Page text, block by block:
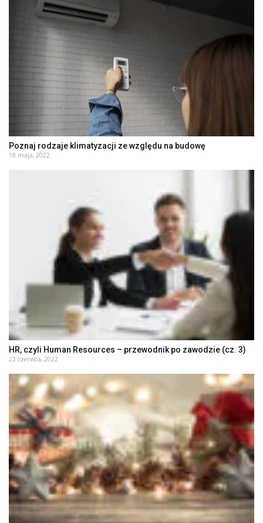
Poznaj rodzaje klimatyzacji ze względu na budowę
18 maja, 2022
HR, czyli Human Resources – przewodnik po zawodzie (cz. 3)
23 czerwca, 2022